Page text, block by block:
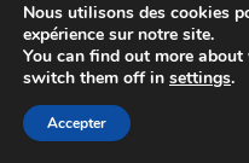
Copyright ©
Nous utilisons des cookies
expérience sur notre site.
You can find out more
switch them off in settings.
Accepter